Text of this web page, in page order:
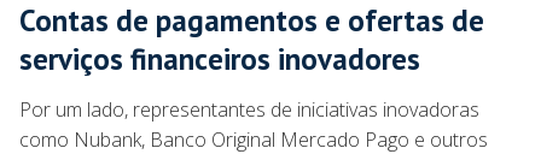
Contas de pagamentos e ofertas de
serviços financeiros inovadores
Por um lado, representantes de iniciativas inovadoras
como Nubank, Banco Original Mercado Pago e outros